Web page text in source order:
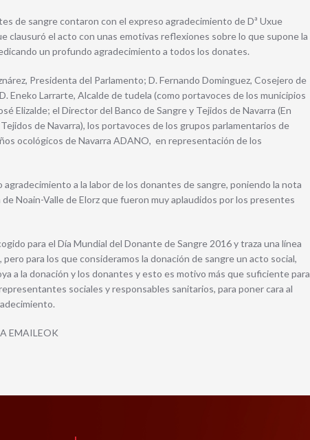
de sangre contaron con el expreso agradecimiento de Dª Uxue
clausuró el acto con unas emotivas reflexiones sobre lo que supone la
un profundo agradecimiento a todos los donates.
Presidenta del Parlamento; D. Fernando Dominguez, Cosejero de
Eneko Larrarte, Alcalde de tudela (como portavoces de los municipios
Elizalde; el Director del Banco de Sangre y Tejidos de Navarra (En
de Navarra), los portavoces de los grupos parlamentarios de
ocológicos de Navarra ADANO, en representación de los
a la labor de los donantes de sangre, poniendo la nota
Noain-Valle de Elorz que fueron muy aplaudidos por los presentes
para el Día Mundial del Donante de Sangre 2016 y traza una línea
para los que consideramos la donación de sangre un acto social,
a la donación y los donantes y esto es motivo más que suficiente para
sociales y responsables sanitarios, para poner cara al
EMAILEOK